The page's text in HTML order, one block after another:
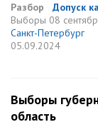
Разбор
Допуск
Выборы 08
Санкт-Петербург
05.09.2024
Выборы
область